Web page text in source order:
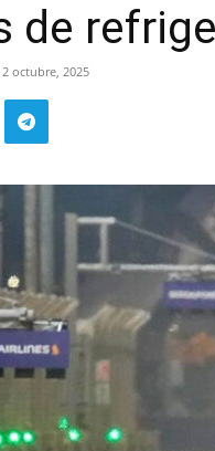
de
2 octubre, 2025